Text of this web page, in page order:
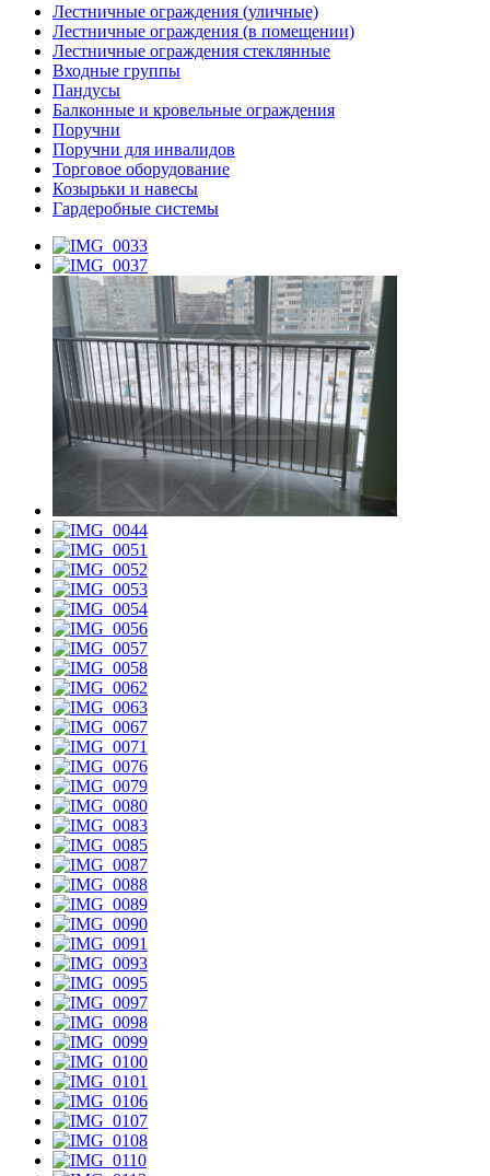
Лестничные ограждения (уличные)
Лестничные ограждения (в помещении)
Лестничные ограждения стеклянные
Входные группы
Пандусы
Балконные и кровельные ограждения
Поручни
Поручни для инвалидов
Торговое оборудование
Козырьки и навесы
Гардеробные системы